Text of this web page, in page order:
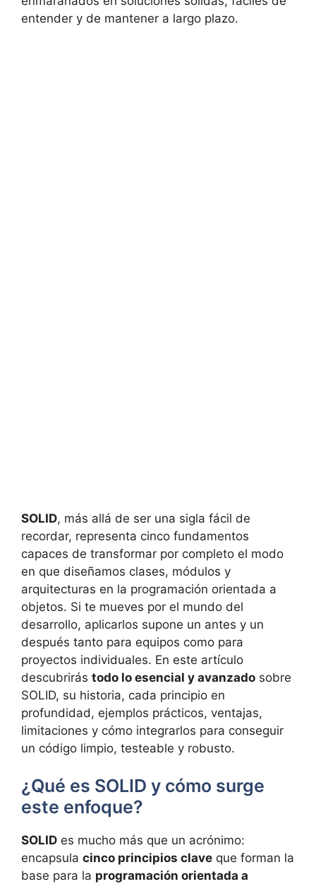
entender y de mantener a largo plazo.
SOLID, más allá de ser una sigla fácil de
recordar, representa cinco fundamentos
capaces de transformar por completo el modo
en que diseñamos clases, módulos y
arquitecturas en la programación orientada a
objetos. Si te mueves por el mundo del
desarrollo, aplicarlos supone un antes y un
después tanto para equipos como para
proyectos individuales. En este artículo
descubrirás todo lo esencial y avanzado sobre
SOLID, su historia, cada principio en
profundidad, ejemplos prácticos, ventajas,
limitaciones y cómo integrarlos para conseguir
un código limpio, testeable y robusto.
¿Qué es SOLID y cómo surge
este enfoque?
SOLID es mucho más que un acrónimo:
encapsula cinco principios clave que forman la
base para la programación orientada a